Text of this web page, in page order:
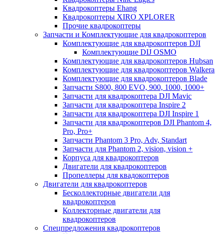
Квадрокоптеры Ehang
Квадрокоптеры XIRO XPLORER
Прочие квадрокоптеры
Запчасти и Комплектующие для квадрокоптеров
Комплектующие для квадрокоптеров DJI
Комплектующие DIJ OSMO
Комплектующие для квадрокоптеров Hubsan
Комплектующие для квадрокоптеров Walkera
Комплектующие для квадрокоптеров Blade
Запчасти S800, 800 EVO, 900, 1000, 1000+
Запчасти для квадрокоптера DJI Mavic
Запчасти для квадрокоптера Inspire 2
Запчасти для квадрокоптера DJI Inspire 1
Запчасти для квадрокоптеров DJI Phantom 4,
Pro, Pro+
Запчасти Phantom 3 Pro, Adv, Standart
Запчасти для Phantom 2, vision, vision +
Корпуса для квадрокоптеров
Двигатели для квадрокоптеров
Пропеллеры для квадокоптеров
Двигатели для квадрокоптеров
Бесколлекторные двигатели для
квадрокоптеров
Коллекторные двигатели для
квадрокоптеров
Спецпредложения квадрокоптеров